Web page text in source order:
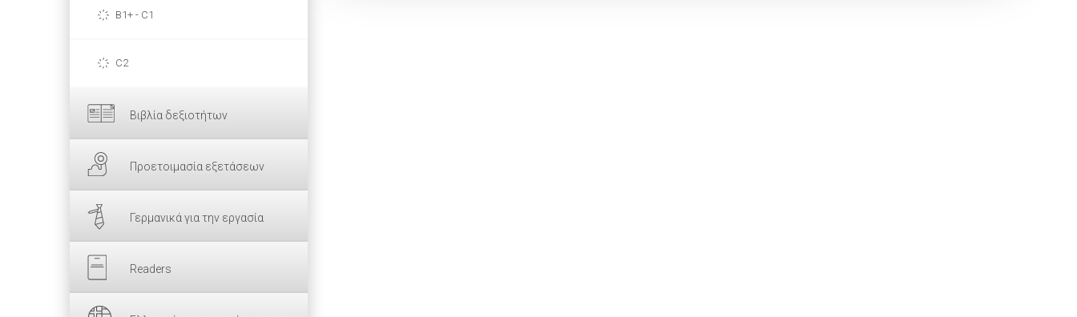
B1+ - C1
C2
Βιβλία δεξιοτήτων
Προετοιμασία εξετάσεων
Γερμανικά για την εργασία
Readers